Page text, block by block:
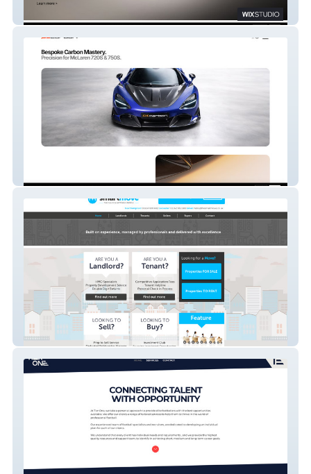
The Smart Move Estate Agency